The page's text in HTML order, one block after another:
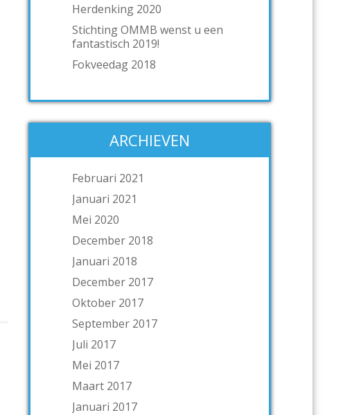
Herdenking 2020
Stichting OMMB wenst u een
fantastisch 2019!
Fokveedag 2018
ARCHIEVEN
Februari 2021
Januari 2021
Mei 2020
December 2018
Januari 2018
December 2017
Oktober 2017
September 2017
Juli 2017
Mei 2017
Maart 2017
Januari 2017